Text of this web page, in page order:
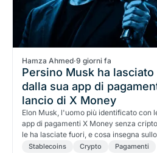
Hamza Ahmed·9 giorni fa
Persino Musk ha
dalla sua app di
lancio di X Money
Elon Musk, l'uomo più identificato con
app di pagamenti X Money senza
le ha lasciate fuori, e cosa insegna
Stablecoins Crypto Pagamenti